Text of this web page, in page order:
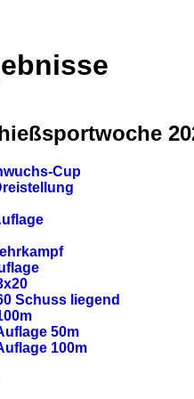
Cup
Schuss liegend
50m
100m